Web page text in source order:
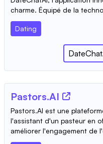
charme. Équipé de la
Dating
Pastors.AI
Pastors.AI est une
l'assistant d'un pasteur en
améliorer l'engagement de